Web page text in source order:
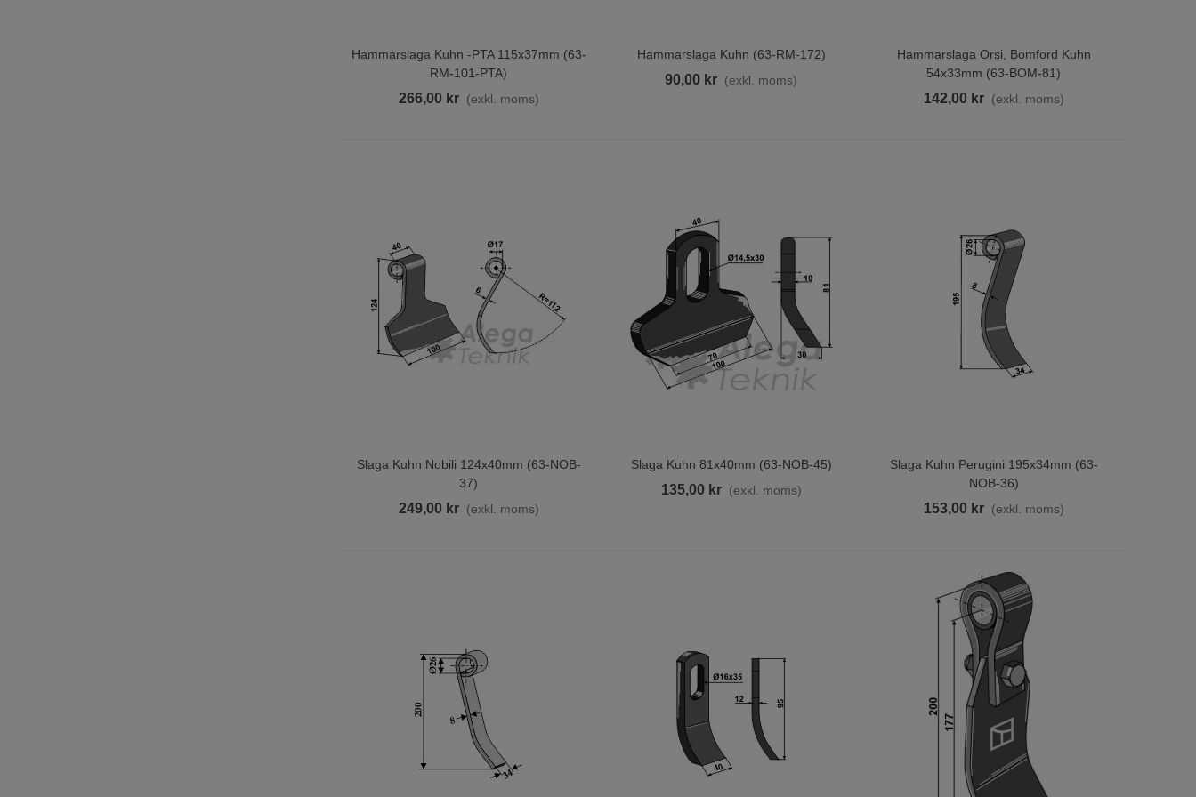
Lägg Till I Varukorgen
Hammarslaga Kuhn -PTA 115x37mm (63-
RM-101-PTA)
266,00 kr (exkl. moms)
Lägg Till I Varukorgen
Hammarslaga Kuhn (63-RM-172)
90,00 kr (exkl. moms)
Lägg Till I Varukorgen
Hammarslaga Orsi, Bomford Kuhn
54x33mm (63-BOM-81)
142,00 kr (exkl. moms)
Lägg Till I Varukorgen
Slaga Kuhn Nobili 124x40mm (63-NOB-
37)
249,00 kr (exkl. moms)
Lägg Till I Varukorgen
Slaga Kuhn 81x40mm (63-NOB-45)
135,00 kr (exkl. moms)
Lägg Till I Varukorgen
Slaga Kuhn Perugini 195x34mm (63-
NOB-36)
153,00 kr (exkl. moms)